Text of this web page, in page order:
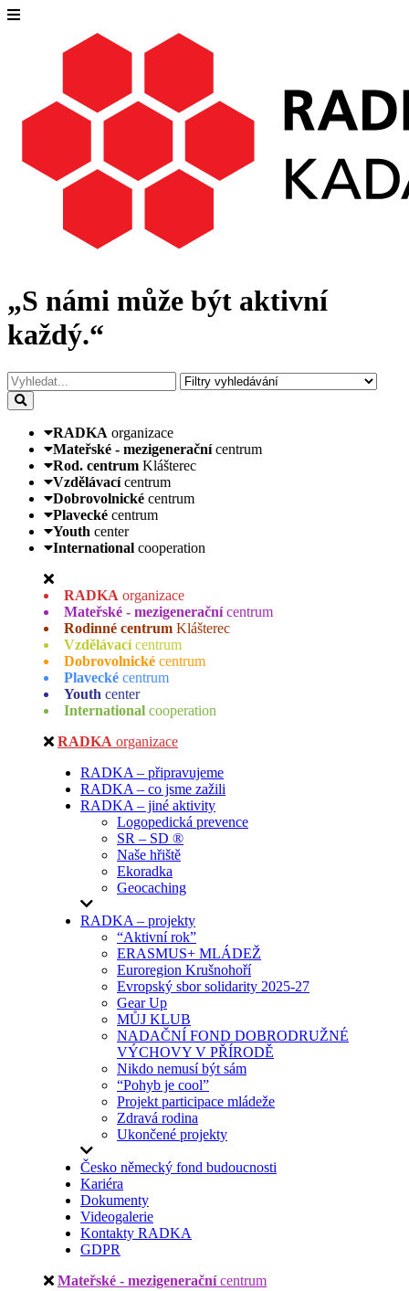
„S námi může být aktivní
každý.“
RADKA organizace
Mateřské - mezigenerační centrum
Rod. centrum Klášterec
Vzdělávací centrum
Dobrovolnické centrum
Plavecké centrum
Youth center
International cooperation
RADKA organizace
Mateřské - mezigenerační centrum
Rodinné centrum Klášterec
Vzdělávací centrum
Dobrovolnické centrum
Plavecké centrum
Youth center
International cooperation
RADKA organizace
RADKA – připravujeme
RADKA – co jsme zažili
RADKA – jiné aktivity
Logopedická prevence
SR – SD ®
Naše hřiště
Ekoradka
Geocaching
RADKA – projekty
“Aktivní rok”
ERASMUS+ MLÁDEŽ
Euroregion Krušnohoří
Evropský sbor solidarity 2025-27
Gear Up
MŮJ KLUB
NADAČNÍ FOND DOBRODRUŽNÉ
VÝCHOVY V PŘÍRODĚ
Nikdo nemusí být sám
“Pohyb je cool”
Projekt participace mládeže
Zdravá rodina
Ukončené projekty
Česko německý fond budoucnosti
Kariéra
Dokumenty
Videogalerie
Kontakty RADKA
GDPR
Mateřské - mezigenerační centrum